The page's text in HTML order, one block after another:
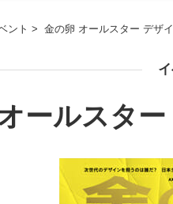
ント > 金の卵 オールスター デザ
ールスタ